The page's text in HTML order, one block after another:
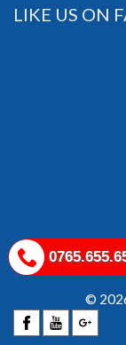
LIKE US ON
©